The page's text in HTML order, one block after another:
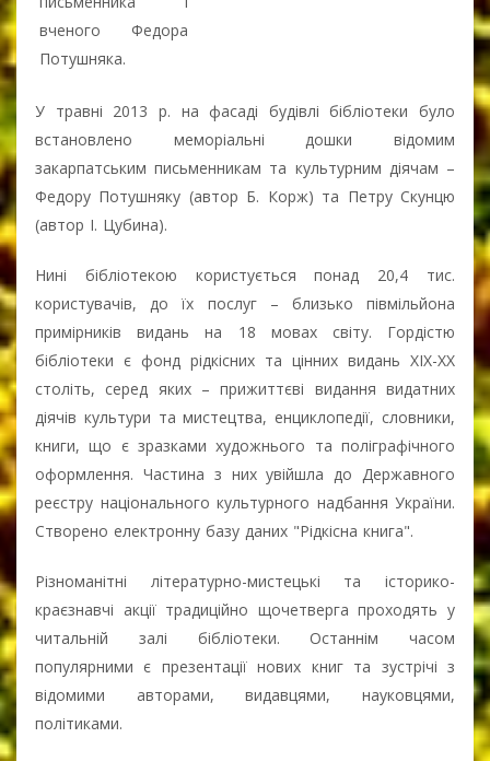
вченого Федора
Потушняка.
У травні 2013 р. на фасаді будівлі бібліотеки було
встановлено меморіальні дошки відомим
закарпатським письменникам та культурним діячам –
Федору Потушняку (автор Б. Корж) та Петру Скунцю
(автор І. Цубина).
Нині бібліотекою користується понад 20,4 тис.
користувачів, до їх послуг – близько півмільйона
примірників видань на 18 мовах світу. Гордістю
бібліотеки є фонд рідкісних та цінних видань ХІХ-ХХ
століть, серед яких – прижиттєві видання видатних
діячів культури та мистецтва, енциклопедії, словники,
книги, що є зразками художнього та поліграфічного
оформлення. Частина з них увійшла до Державного
реєстру національного культурного надбання України.
Створено електронну базу даних "Рідкісна книга".
Різноманітні літературно-мистецькі та історико-
краєзнавчі акції традиційно щочетверга проходять у
читальній залі бібліотеки. Останнім часом
популярними є презентації нових книг та зустрічі з
відомими авторами, видавцями, науковцями,
політиками.